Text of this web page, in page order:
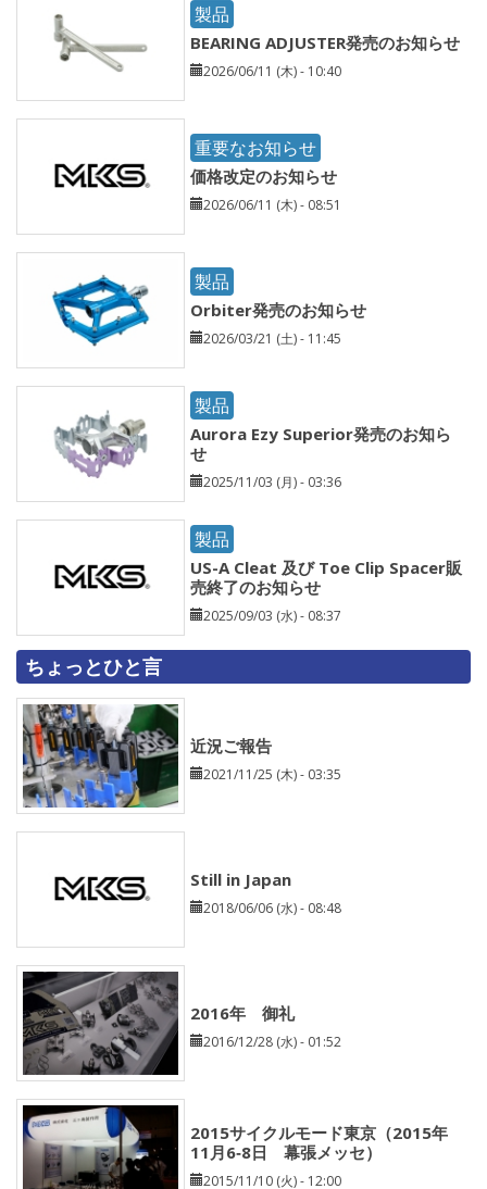
製品
BEARING ADJUSTER発売のお知らせ
2026/06/11 (木) - 10:40
重要なお知らせ
価格改定のお知らせ
2026/06/11 (木) - 08:51
製品
Orbiter発売のお知らせ
2026/03/21 (土) - 11:45
製品
Aurora Ezy Superior発売のお知ら
せ
2025/11/03 (月) - 03:36
製品
US-A Cleat 及び Toe Clip Spacer販
売終了のお知らせ
2025/09/03 (水) - 08:37
ちょっとひと言
近況ご報告
2021/11/25 (木) - 03:35
Still in Japan
2018/06/06 (水) - 08:48
2016年 御礼
2016/12/28 (水) - 01:52
2015サイクルモード東京（2015年
11月6‐8日 幕張メッセ）
2015/11/10 (火) - 12:00